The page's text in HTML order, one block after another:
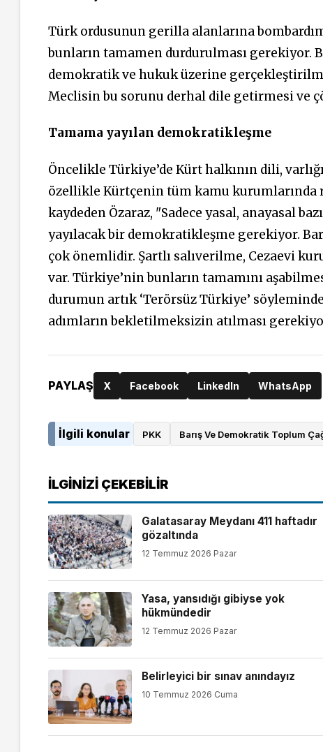
Türk ordusunun gerilla alanlarına
bunların tamamen durdurulması gerekiyor.
demokratik ve hukuk üzerine
Meclisin bu sorunu derhal dile getirmesi ve
Tamama yayılan demokratikleşme
Öncelikle Türkiye’de Kürt halkının dili,
özellikle Kürtçenin tüm kamu kurumlarında
kaydeden Özaraz, "Sadece yasal, anayasal
yayılacak bir demokratikleşme gerekiyor.
çok önemlidir. Şartlı salıverilme, Cezaevi
var. Türkiye’nin bunların tamamını
durumun artık ‘Terörsüz Türkiye’
adımların bekletilmeksizin atılması
PAYLAŞ X Facebook LinkedIn WhatsApp
İlgili konular PKK Barış Ve Demokratik Toplum
İLGINIZI ÇEKEBILIR
Galatasaray Meydanı 411 haftadır
gözaltında
12 Temmuz 2026 Pazar
Yasa, yansıdığı gibiyse yok
hükmündedir
12 Temmuz 2026 Pazar
Belirleyici bir sınav anındayız
10 Temmuz 2026 Cuma